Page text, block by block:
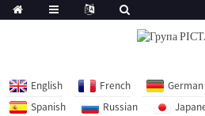
English French German
Spanish
Russian